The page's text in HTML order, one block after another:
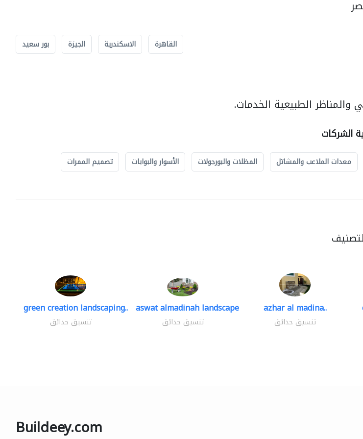
القاهرة الاسكندرية الجيزة بور سعيد
والمناظر الطبيعية الخدمات.
الشركات
معدات الملاعب والمشاتل المظلات والبورجولات الأسوار والبوابات تصميم الممرات
green creation landscaping..
تنسيق حدائق
aswat almadinah landscape
تنسيق حدائق
azhar al madina..
تنسيق حدائق
Buildeey.com